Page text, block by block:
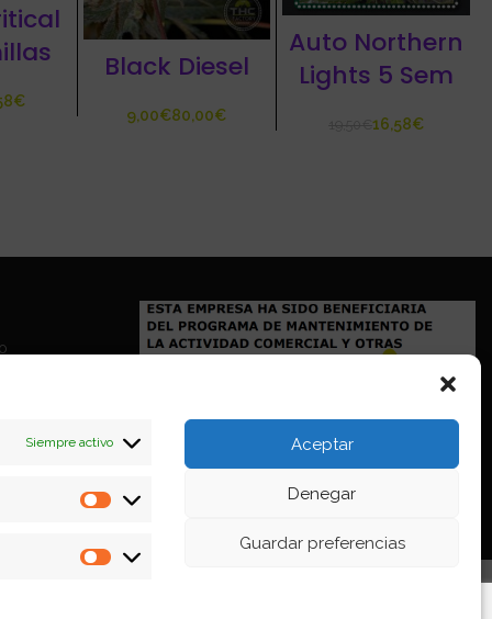
Siempre activo
Estadísticas
Marketing
Aceptar
Denegar
Guardar preferencias
€
Black Diesel
€ €
Auto Northern
Lights 5 Sem
€16,58€